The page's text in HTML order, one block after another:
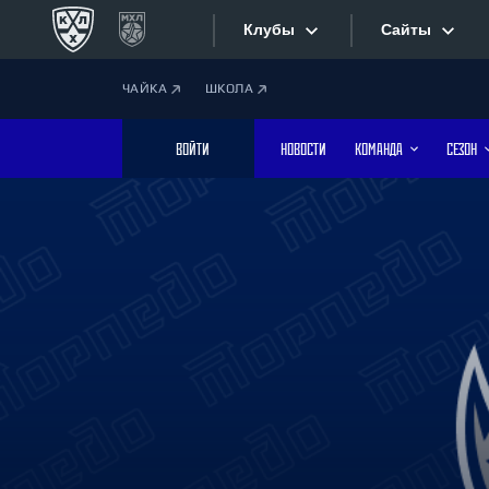
Клубы
Дивизион Боброва
Лада
Сайты
Текстовые
Фотобанк
ЧАЙКА ШКОЛА
ВОЙТИ НОВОСТИ КОМАНДА СЕЗОН